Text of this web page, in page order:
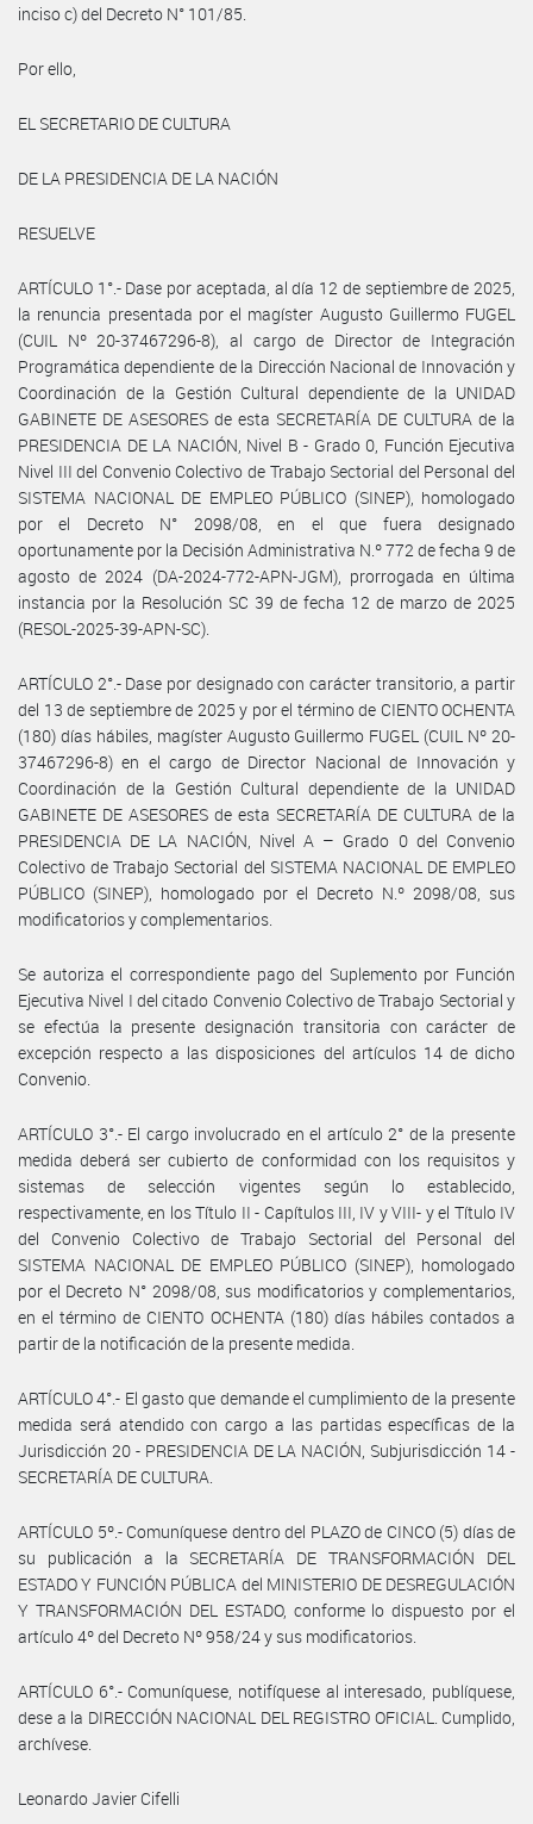
inciso c) del Decreto N° 101/85.
Por ello,
EL SECRETARIO DE CULTURA
DE LA PRESIDENCIA DE LA NACIÓN
RESUELVE
ARTÍCULO 1°.- Dase por aceptada, al día 12 de septiembre de 2025,
la renuncia presentada por el magíster Augusto Guillermo FUGEL
(CUIL Nº 20-37467296-8), al cargo de Director de Integración
Programática dependiente de la Dirección Nacional de Innovación y
Coordinación de la Gestión Cultural dependiente de la UNIDAD
GABINETE DE ASESORES de esta SECRETARÍA DE CULTURA de la
PRESIDENCIA DE LA NACIÓN, Nivel B - Grado 0, Función Ejecutiva
Nivel III del Convenio Colectivo de Trabajo Sectorial del Personal del
SISTEMA NACIONAL DE EMPLEO PÚBLICO (SINEP), homologado
por el Decreto N° 2098/08, en el que fuera designado
oportunamente por la Decisión Administrativa N.º 772 de fecha 9 de
agosto de 2024 (DA-2024-772-APN-JGM), prorrogada en última
instancia por la Resolución SC 39 de fecha 12 de marzo de 2025
(RESOL-2025-39-APN-SC).
ARTÍCULO 2°.- Dase por designado con carácter transitorio, a partir
del 13 de septiembre de 2025 y por el término de CIENTO OCHENTA
(180) días hábiles, magíster Augusto Guillermo FUGEL (CUIL Nº 20-
37467296-8) en el cargo de Director Nacional de Innovación y
Coordinación de la Gestión Cultural dependiente de la UNIDAD
GABINETE DE ASESORES de esta SECRETARÍA DE CULTURA de la
PRESIDENCIA DE LA NACIÓN, Nivel A – Grado 0 del Convenio
Colectivo de Trabajo Sectorial del SISTEMA NACIONAL DE EMPLEO
PÚBLICO (SINEP), homologado por el Decreto N.º 2098/08, sus
modificatorios y complementarios.
Se autoriza el correspondiente pago del Suplemento por Función
Ejecutiva Nivel I del citado Convenio Colectivo de Trabajo Sectorial y
se efectúa la presente designación transitoria con carácter de
excepción respecto a las disposiciones del artículos 14 de dicho
Convenio.
ARTÍCULO 3°.- El cargo involucrado en el artículo 2° de la presente
medida deberá ser cubierto de conformidad con los requisitos y
sistemas de selección vigentes según lo establecido,
respectivamente, en los Título II - Capítulos III, IV y VIII- y el Título IV
del Convenio Colectivo de Trabajo Sectorial del Personal del
SISTEMA NACIONAL DE EMPLEO PÚBLICO (SINEP), homologado
por el Decreto N° 2098/08, sus modificatorios y complementarios,
en el término de CIENTO OCHENTA (180) días hábiles contados a
partir de la notificación de la presente medida.
ARTÍCULO 4°.- El gasto que demande el cumplimiento de la presente
medida será atendido con cargo a las partidas específicas de la
Jurisdicción 20 - PRESIDENCIA DE LA NACIÓN, Subjurisdicción 14 -
SECRETARÍA DE CULTURA.
ARTÍCULO 5º.- Comuníquese dentro del PLAZO de CINCO (5) días de
su publicación a la SECRETARÍA DE TRANSFORMACIÓN DEL
ESTADO Y FUNCIÓN PÚBLICA del MINISTERIO DE DESREGULACIÓN
Y TRANSFORMACIÓN DEL ESTADO, conforme lo dispuesto por el
artículo 4º del Decreto Nº 958/24 y sus modificatorios.
ARTÍCULO 6°.- Comuníquese, notifíquese al interesado, publíquese,
dese a la DIRECCIÓN NACIONAL DEL REGISTRO OFICIAL. Cumplido,
archívese.
Leonardo Javier Cifelli